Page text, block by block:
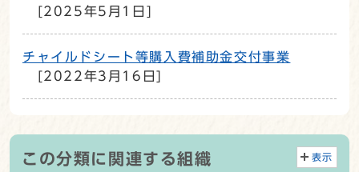
[2025年5月1日]
チャイルドシート等購入費補助金交付事業
[2022年3月16日]
この分類に関連する組織 表示